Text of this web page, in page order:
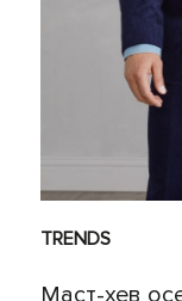
TRENDS
Маст-хев